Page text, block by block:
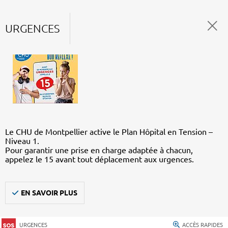
URGENCES
Le CHU de Montpellier active le Plan Hôpital en Tension –
Niveau 1.
Pour garantir une prise en charge adaptée à chacun,
appelez le 15 avant tout déplacement aux urgences.
EN SAVOIR PLUS
URGENCES ACCÈS RAPIDES